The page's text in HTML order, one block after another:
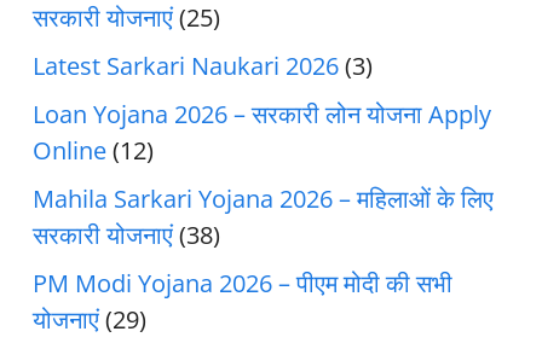
सरकारी योजनाएं(25)
Latest Sarkari Naukari 2026(3)
Loan Yojana 2026 – सरकारी लोन योजना Apply
Online(12)
Mahila Sarkari Yojana 2026 – महिलाओं के लिए
सरकारी योजनाएं(38)
PM Modi Yojana 2026 – पीएम मोदी की सभी
योजनाएं(29)